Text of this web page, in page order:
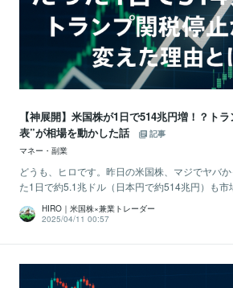
【神展開】米国株が1日で514兆円増！？ト
表”が相場を動かした話
記事
マネー・副業
どうも、ヒロです。昨日の米国株、マジでヤバ
た1日で約5.1兆ドル（日本円で約514兆円）も市
HIRO｜米国株×兼業トレーダー
2025/04/11 00:57